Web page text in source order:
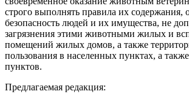
строго выполнять правила их содержания,
безопасность людей и их имущества, не
загрязнения этими животными жилых и
помещений жилых домов, а также
пользования в населенных пунктах, а
пунктов.
Предлагаемая редакция: